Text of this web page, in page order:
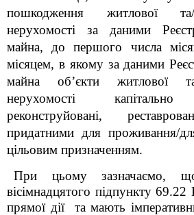
пошкодження житлової
нерухомості за даними
майна, до першого числа
місяцем, в якому за даними
майна об’єкти житлової
нерухомості капітально
реконструйовані,
придатними для проживання/
цільовим призначенням.
При цьому зазначаємо,
вісімнадцятого підпункту 69.22
прямої дії та мають